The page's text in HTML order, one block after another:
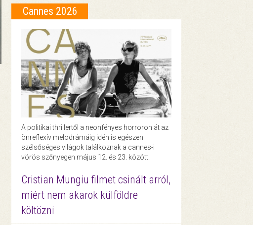
Cannes 2026
A politikai thrillertől a neonfényes horroron át az
önreflexív melodrámáig idén is egészen
szélsőséges világok találkoznak a cannes-i
vörös szőnyegen május 12. és 23. között.
Cristian Mungiu filmet csinált arról,
miért nem akarok külföldre
költözni